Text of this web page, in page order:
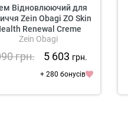
Відновлюючий для
Zein Obagi ZO Skin
Renewal Creme
Zein Obagi
грн. 5 603 грн.
+ 280 бонусів